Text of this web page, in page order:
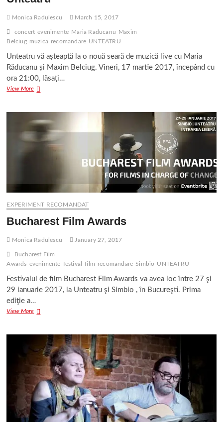
Monica Radulescu March 15, 2017
concert evenimente Maria Raducanu Maxim
Belciug muzica recomandare UNTEATRU
Unteatru vă așteaptă la o nouă seară de muzică live cu Maria
Răducanu și Maxim Belciug. Vineri, 17 martie 2017, începând cu
ora 21:00, lăsați…
View MoreMaria
Belciug
live
la
Unteatru
EXPERIMENT RECOMANDAT
Bucharest Film Awards
Monica Radulescu January 27, 2017
Bucharest Film
Awards evenimente festival film recomandare Simbio UNTEATRU
Festivalul de film Bucharest Film Awards va avea loc între 27 şi
29 ianuarie 2017, la Unteatru şi Simbio , în Bucureşti. Prima
ediţie a…
View MoreBucharest